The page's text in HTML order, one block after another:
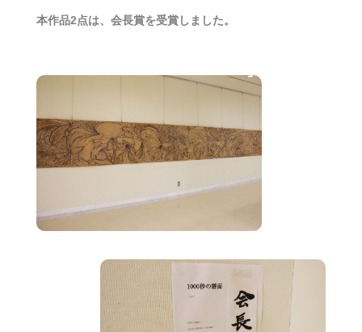
本作品2点は、会長賞を受賞しました。